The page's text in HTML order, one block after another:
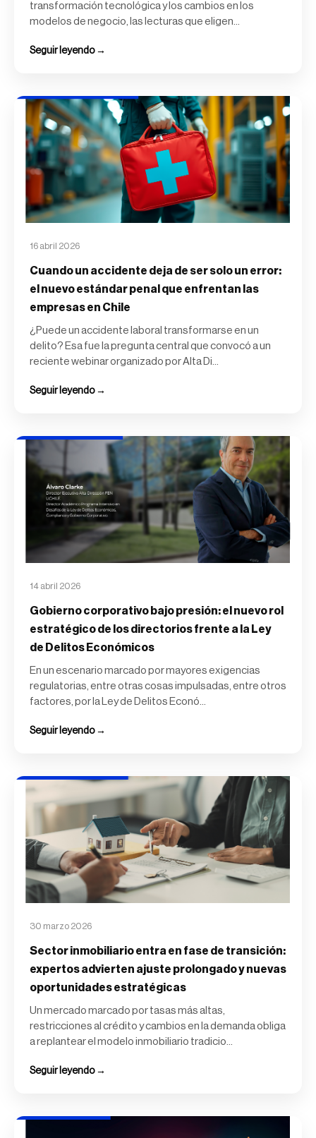
transformación tecnológica y los cambios en los
modelos de negocio, las lecturas que eligen...
Seguir leyendo →
16 abril 2026
Cuando un accidente deja de ser solo un error:
el nuevo estándar penal que enfrentan las
empresas en Chile
¿Puede un accidente laboral transformarse en un
delito? Esa fue la pregunta central que convocó a un
reciente webinar organizado por Alta Di...
Seguir leyendo →
14 abril 2026
Gobierno corporativo bajo presión: el nuevo rol
estratégico de los directorios frente a la Ley
de Delitos Económicos
En un escenario marcado por mayores exigencias
regulatorias, entre otras cosas impulsadas, entre otros
factores, por la Ley de Delitos Econó...
Seguir leyendo →
30 marzo 2026
Sector inmobiliario entra en fase de transición:
expertos advierten ajuste prolongado y nuevas
oportunidades estratégicas
Un mercado marcado por tasas más altas,
restricciones al crédito y cambios en la demanda obliga
a replantear el modelo inmobiliario tradicio...
Seguir leyendo →